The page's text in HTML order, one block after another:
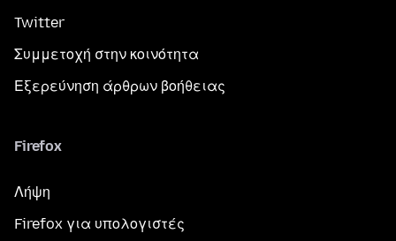
Twitter
Συμμετοχή στην κοινότητα
Εξερεύνηση άρθρων βοήθειας
Firefox
Λήψη
Firefox για υπολογιστές